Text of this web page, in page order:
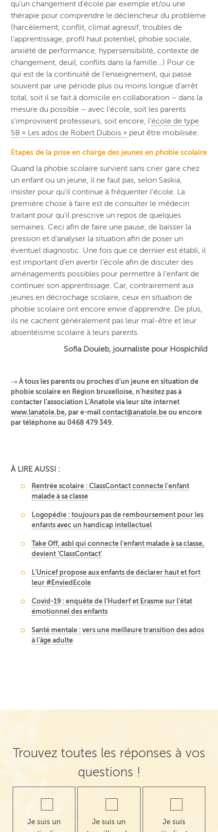
qu’un changement d’école par exemple et/ou une
thérapie pour comprendre le déclencheur du problème
(harcèlement, conflit, climat agressif, troubles de
l’apprentissage, profil haut potentiel, phobie sociale,
anxiété de performance, hypersensibilité, contexte de
changement, deuil, conflits dans la famille…) Pour ce
qui est de la continuité de l’enseignement, qui passe
souvent par une période plus ou moins longue d’arrêt
total, soit il se fait à domicile en collaboration – dans la
mesure du possible – avec l’école, soit les parents
s’improvisent professeurs, soit encore, l’école de type
5B « Les ados de Robert Dubois » peut être mobilisée.
Étapes de la prise en charge des jeunes en phobie scolaire
Quand la phobie scolaire survient sans crier gare chez
un enfant ou un jeune, il ne faut pas, selon Saskia,
insister pour qu’il continue à fréquenter l’école. La
première chose à faire est de consulter le médecin
traitant pour qu’il prescrive un repos de quelques
semaines. Ceci afin de faire une pause, de baisser la
pression et d’analyser la situation afin de poser un
éventuel diagnostic. Une fois que ce dernier est établi, il
est important d’en avertir l’école afin de discuter des
aménagements possibles pour permettre à l’enfant de
continuer son apprentissage. Car, contrairement aux
jeunes en décrochage scolaire, ceux en situation de
phobie scolaire ont encore envie d’apprendre. De plus,
ils ne cachent généralement pas leur mal-être et leur
absentéisme scolaire à leurs parents.
Sofia Douieb, journaliste pour Hospichild
→ À tous les parents ou proches d’un jeune en situation de
phobie scolaire en Région bruxelloise, n’hésitez pas à
contacter l’association L’Anatole via leur site internet
www.lanatole.be, par e-mailcontact@anatole.beou encore
par téléphone au 0468 479 349.
À LIRE AUSSI :
Rentrée scolaire : ClassContact connecte l’enfant
malade à sa classe
Logopédie : toujours pas de remboursement pour les
enfants avec un handicap intellectuel
Take Off, asbl qui connecte l’enfant malade à sa classe,
devient ‘ClassContact’
L’Unicef propose aux enfants de déclarer haut et fort
leur #EnviedEcole
Covid-19 : enquête de l’Huderf et Erasme sur l’état
émotionnel des enfants
Santé mentale : vers une meilleure transition des ados
à l’âge adulte
Navigation de post
Trouvez toutes les réponses à vos
questions !
Je suis un
Je suis un
Je suis